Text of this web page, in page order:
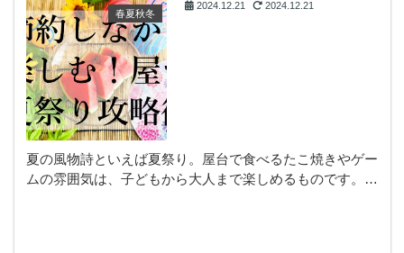
春夏秋冬
2024.12.21 2024.12.21
夏の風物詩といえば夏祭り。屋台で食べるたこ焼きやゲー
ムの雰囲気は、子どもから大人まで楽しめるものです。…